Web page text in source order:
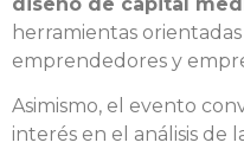
herramientas
emprendedores y
Asimismo, el evento
interés en el análisis de